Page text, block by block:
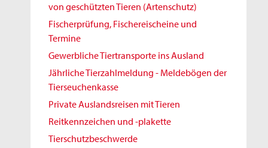
von geschützten Tieren (Artenschutz)
Fischerprüfung, Fischereischeine und
Termine
Gewerbliche Tiertransporte ins Ausland
Jährliche Tierzahlmeldung - Meldebögen der
Tierseuchenkasse
Private Auslandsreisen mit Tieren
Reitkennzeichen und -plakette
Tierschutzbeschwerde